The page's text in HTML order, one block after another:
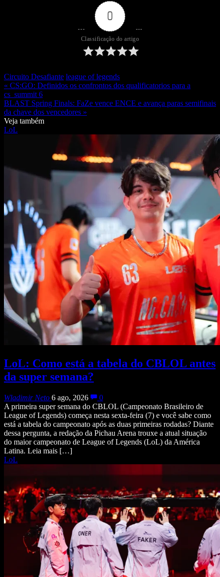
0
Classificação do artigo
Circuito Desafiante league of legends
« CS:GO: Definidos os confrontos dos qualificatorios para a
cs_summit 6
BLAST Spring Finals: FaZe vence ENCE e avança paras semifinais
da chave dos vencedores »
Veja também
LoL
LoL: Como está a tabela do CBLOL antes
da super semana?
Wladimir Neto 6 ago, 2026
0
A primeira super semana do CBLOL (Campeonato Brasileiro de
League of Legends) começa nesta sexta-feira (7) e você sabe como
está a tabela do campeonato após as duas primeiras rodadas? Diante
dessa pergunta, a redação da Pichau Arena trouxe a atual situação
do maior campeonato de League of Legends (LoL) da América
Latina. Leia mais […]
LoL